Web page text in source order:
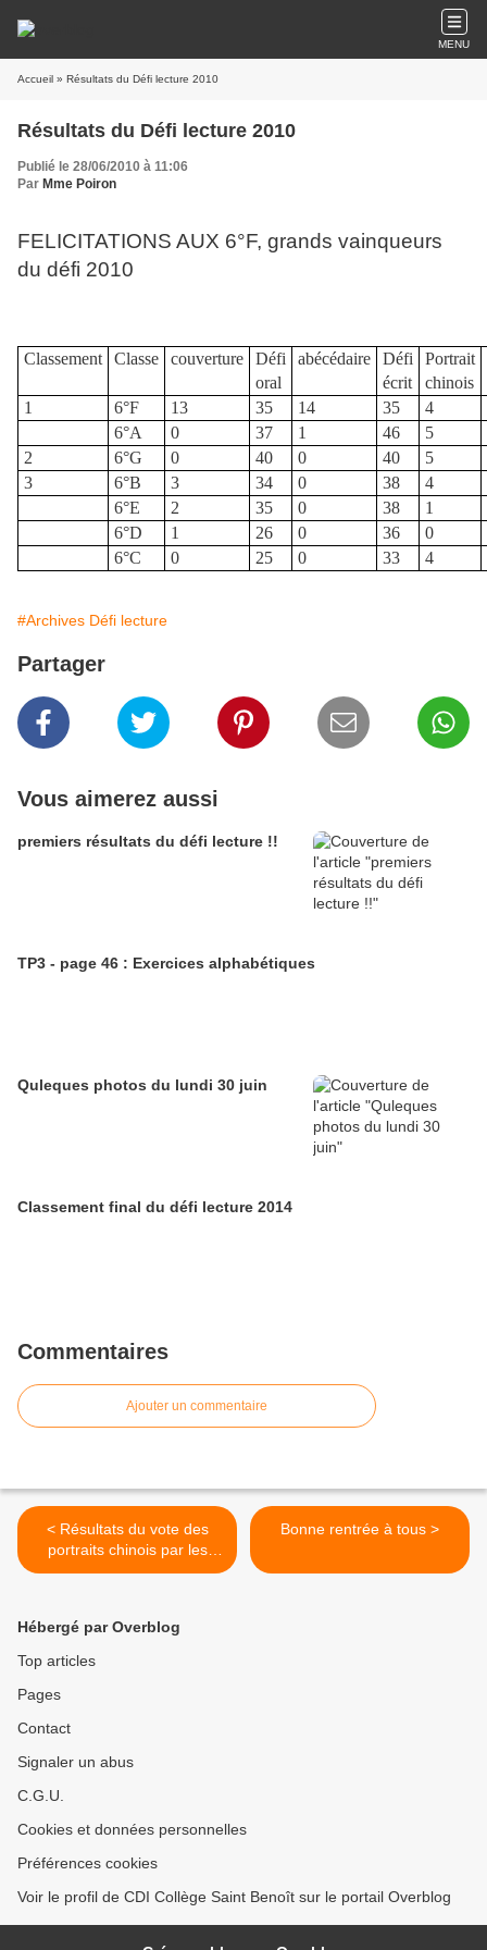
MENU
Accueil » Résultats du Défi lecture 2010
Résultats du Défi lecture 2010
Publié le 28/06/2010 à 11:06
Par Mme Poiron
FELICITATIONS AUX 6°F, grands vainqueurs
du défi 2010
Classement Classe couverture
Défi
oral
abécédaire
Défi
écrit
Portrait
chinois
1 6°F 13 35 14 35 4
6°A
0 37 1 46 5
2
6°G 0 40 0 40 5
3
6°B 3 34 0 38 4
6°E
2 35 0 38 1
6°D
1 26 0 36 0
6°C
0 25 0 33 4
#Archives Défi lecture
Partager
Vous aimerez aussi
premiers résultats du défi lecture !!
TP3 - page 46 : Exercices alphabétiques
Quleques photos du lundi 30 juin
Classement final du défi lecture 2014
Commentaires
Ajouter un commentaire
< Résultats du vote des
portraits chinois par les
adultes du collège :
Bonne rentrée à tous >
Hébergé par Overblog
Top articles
Pages
Contact
Signaler un abus
C.G.U.
Cookies et données personnelles
Préférences cookies
Voir le profil de CDI Collège Saint Benoît sur le portail Overblog